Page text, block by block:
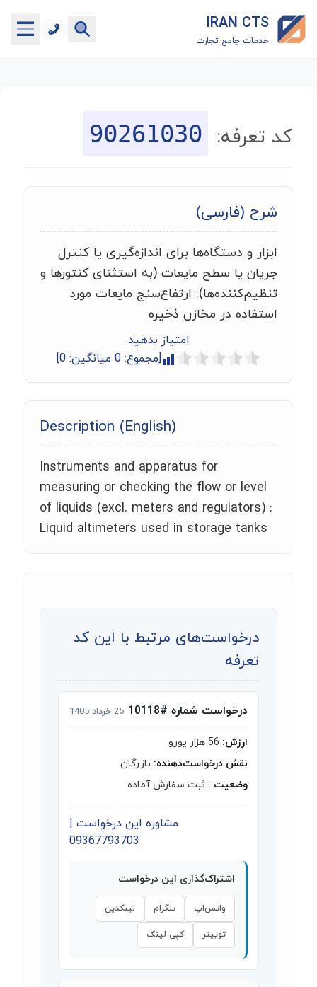
IRAN CTS
خدمات جامع تجارت
جستجوگر تعرفه گمرکی
ماشین حساب گمرکی
خدمات رایگان دیگر
کد تعرفه: 90261030
شرح (فارسی)
ابزار و دستگاه‌ها برای اندازه‌گیری یا کنترل
جریان یا سطح مایعات (به استثنای کنتورها و
تنظیم‌کننده‌ها): ارتفاع‌سنج مایعات مورد
استفاده در مخازن ذخیره
امتیاز بدهید
[مجموع: 0 میانگین: 0
]
Description (English)
Instruments and apparatus for
measuring or checking the flow or level
of liquids (excl. meters and regulators) :
Liquid altimeters used in storage tanks
درخواست‌های مرتبط با این کد
تعرفه
درخواست شماره #10118 25 خرداد 1405
ارزش:
نقش درخواست‌دهنده: بازرگان
وضعیت : ثبت سفارش آماده
مشاوره این درخواست |
09367793703
اشتراک‌گذاری این درخواست
واتس‌اپ تلگرام لینکدین
توییتر کپی لینک